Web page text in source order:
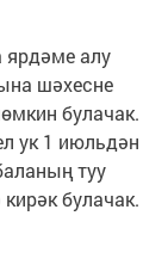
алу
шәхесне
булачак.
ук 1 июльдән
туу
булачак.